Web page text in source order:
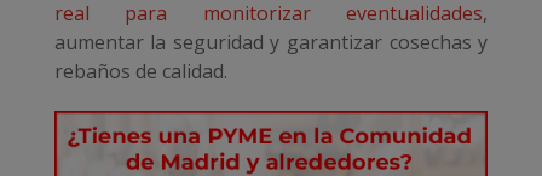
real para monitorizar eventualidades,
aumentar la seguridad y garantizar cosechas y
rebaños de calidad.